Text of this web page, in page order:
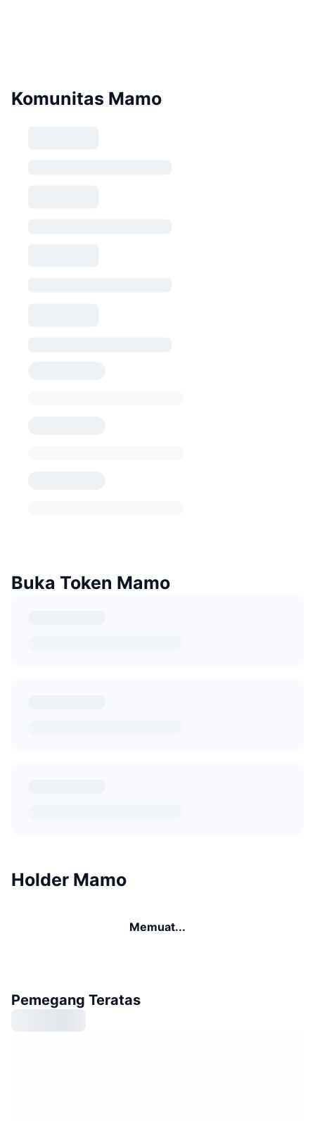
Komunitas Mamo
Buka Token Mamo
Holder Mamo
Memuat...
Pemegang Teratas